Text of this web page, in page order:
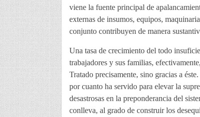
viene la fuente principal de
externas de insumos, equipos,
conjunto contribuyen de manera
Una tasa de crecimiento del todo
trabajadores y sus familias,
Tratado precisamente, sino gracias a
por cuanto ha servido para elevar la
desastrosas en la preponderancia del
conlleva, al grado de construir los